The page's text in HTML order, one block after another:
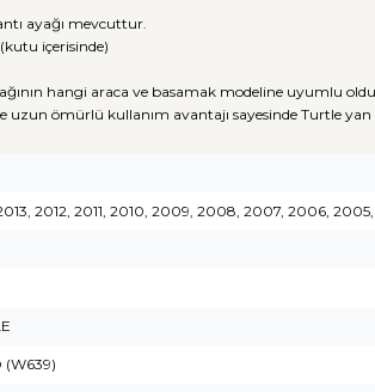
ayağı mevcuttur.
içerisinde)
hangi araca ve basamak modeline uyumlu
uzun ömürlü kullanım avantajı sayesinde Turtle
2012, 2011, 2010, 2009, 2008, 2007, 2006,
(W639)